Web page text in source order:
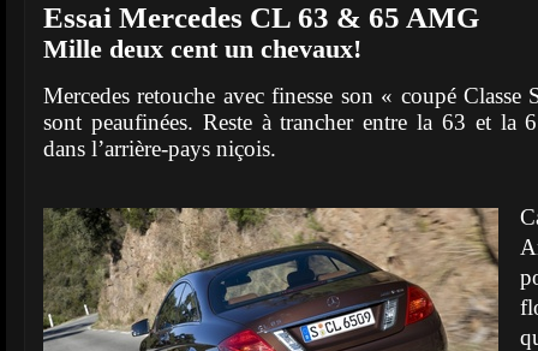
Essai Mercedes CL 63 & 65 AMG
Mille deux cent un chevaux!
Mercedes retouche avec finesse son « coupé
sont peaufinées. Reste à trancher entre la 63 et la
dans l’arrière-pays niçois.